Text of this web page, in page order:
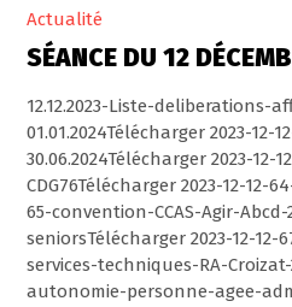
Actualité
SÉANCE DU 12
12.12.2023-Liste-deliberations-
01.01.2024Télécharger 2023-
30.06.2024Télécharger 2023-
CDG76Télécharger 2023-12-
65-convention-CCAS-Agir-
seniorsTélécharger 2023-12-
services-techniques-RA-
autonomie-personne-agee-